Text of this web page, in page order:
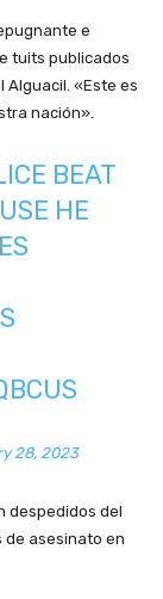
e
tuits publicados
Alguacil. «Este es
nación».
BEAT
HE
28, 2023
despedidos del
asesinato en